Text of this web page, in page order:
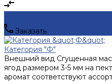
Заказать
Категория "Ф"
Внешний вид Сгущенная
ягод размером 3-5 мм на
аромат соответствуют